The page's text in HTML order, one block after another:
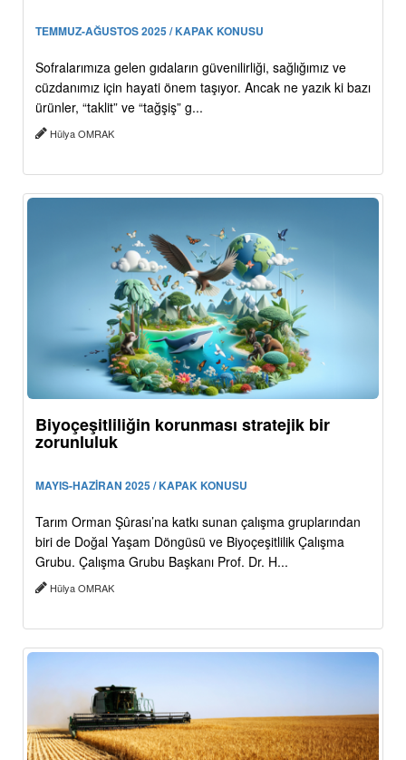
TEMMUZ-AĞUSTOS 2025 / KAPAK KONUSU
Sofralarımıza gelen gıdaların güvenilirliği, sağlığımız ve
cüzdanımız için hayati önem taşıyor. Ancak ne yazık ki bazı
ürünler, “taklit” ve “tağşiş” g...
Hülya OMRAK
Biyoçeşitliliğin korunması stratejik bir
zorunluluk
MAYIS-HAZİRAN 2025 / KAPAK KONUSU
Tarım Orman Şûrası’na katkı sunan çalışma gruplarından
biri de Doğal Yaşam Döngüsü ve Biyoçeşitlilik Çalışma
Grubu. Çalışma Grubu Başkanı Prof. Dr. H...
Hülya OMRAK